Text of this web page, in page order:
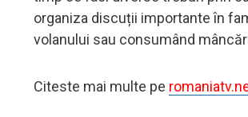
organiza discuții importante în
volanului sau consumând
Citeste mai multe pe